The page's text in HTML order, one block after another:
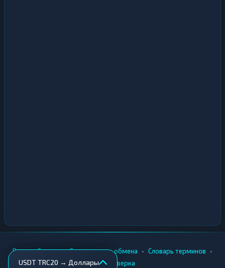
USDT TRC20 → Доллары
Вики • Города • Безопасность обмена • Словарь терминов •
AML-проверка